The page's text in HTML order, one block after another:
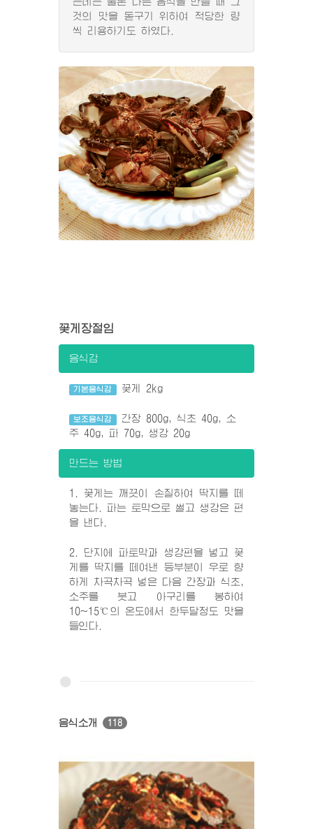
것의 맛을 돋구기 위하여 적당한 량
씩 리용하기도 하였다.
꽃게장절임
음식감
기본음식감 꽃게 2kg
보조음식감
간장 800g, 식초 40g, 소
주 40g, 파 70g, 생강 20g
만드는 방법
1. 꽃게는 깨끗이 손질하여 딱지를 떼
놓는다. 파는 토막으로 썰고 생강은 편
을 낸다.
2. 단지에 파토막과 생강편을 넣고 꽃
게를 딱지를 떼여낸 등부분이 우로 향
하게 차곡차곡 넣은 다음 간장과 식초,
소주를 붓고 아구리를 봉하여
10~15℃의 온도에서 한두달정도 맛을
들인다.
음식소개 118